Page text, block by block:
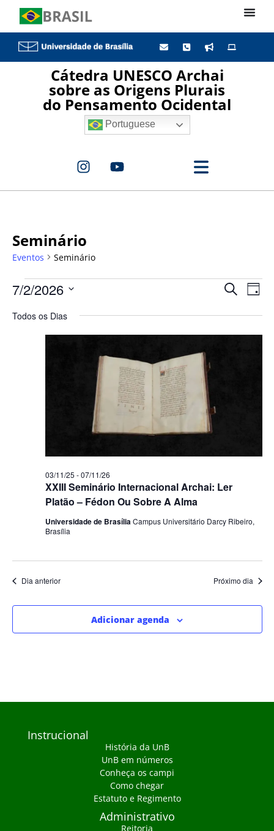
Cátedra UNESCO Archai
sobre as Origens Plurais
do Pensamento Ocidental
Portuguese
Seminário
Eventos Seminário
e
Procurar
do
Dia
7/2/2026
a
data.
Todos os Dias
XXIII Seminário Internacional Archai: Ler
Platão – Fédon Ou Sobre A Alma
03/11/25 -07/11/26
Universidade de BrasíliaCampus Universitário Darcy Ribeiro,
Brasília
Dia anterior Próximo dia
Adicionar agenda
Instrucional
História da UnB
UnB em números
Conheça os campi
Como chegar
Estatuto e Regimento
Administrativo
Reitoria